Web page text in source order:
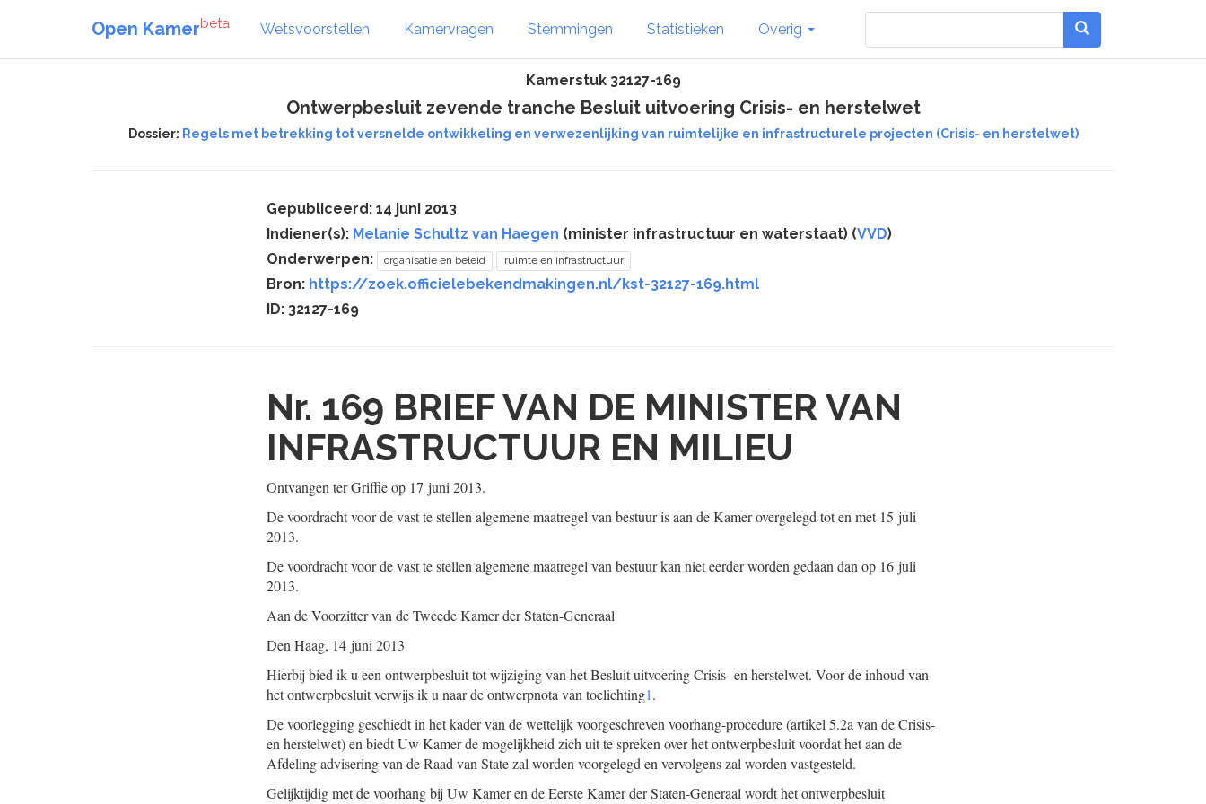
Open Kamerbeta Wetsvoorstellen Kamervragen Stemmingen Statistieken Overig
Kamerstuk 32127-169
Ontwerpbesluit zevende tranche Besluit uitvoering Crisis- en herstelwet
Dossier: Regels met betrekking tot versnelde ontwikkeling en verwezenlijking van ruimtelijke en infrastructurele projecten (Crisis- en herstelwet)
Gepubliceerd: 14 juni 2013
Indiener(s): Melanie Schultz van Haegen (minister infrastructuur en waterstaat) (VVD)
Onderwerpen:
organisatie en beleid ruimte en infrastructuur
Bron: https://zoek.officielebekendmakingen.nl/kst-32127-169.html
ID: 32127-169
Nr. 169 BRIEF VAN DE MINISTER VAN
INFRASTRUCTUUR EN MILIEU
Ontvangen ter Griffie op 17 juni 2013.
De voordracht voor de vast te stellen algemene maatregel van bestuur is aan de Kamer overgelegd tot en met 15 juli
2013.
De voordracht voor de vast te stellen algemene maatregel van bestuur kan niet eerder worden gedaan dan op 16 juli
2013.
Aan de Voorzitter van de Tweede Kamer der Staten-Generaal
Den Haag, 14 juni 2013
Hierbij bied ik u een ontwerpbesluit tot wijziging van het Besluit uitvoering Crisis- en herstelwet. Voor de inhoud van
het ontwerpbesluit verwijs ik u naar de ontwerpnota van toelichting1.
De voorlegging geschiedt in het kader van de wettelijk voorgeschreven voorhang-procedure (artikel 5.2a van de Crisis-
en herstelwet) en biedt Uw Kamer de mogelijkheid zich uit te spreken over het ontwerpbesluit voordat het aan de
Afdeling advisering van de Raad van State zal worden voorgelegd en vervolgens zal worden vastgesteld.
Gelijktijdig met de voorhang bij Uw Kamer en de Eerste Kamer der Staten-Generaal wordt het ontwerpbesluit